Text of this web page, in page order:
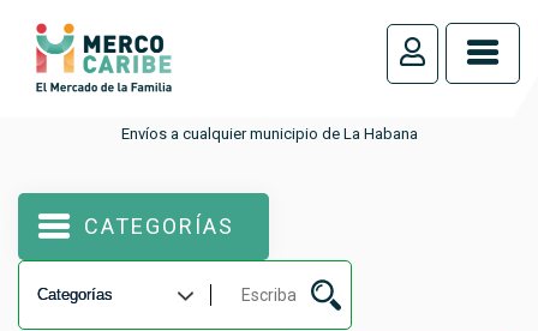
_
Envíos a cualquier municipio de La Habana
CATEGORÍAS